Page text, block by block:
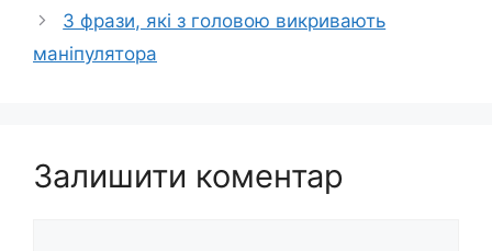
3 фрази, які з головою викривають
маніпулятора
Залишити коментар